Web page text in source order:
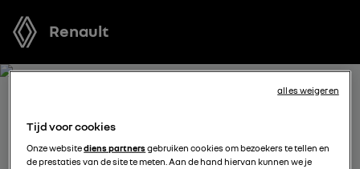
Renault
BOEK EEN TESTRIT MET
CAPTUR
Tijd voor cookies
Onze websitediens partnersgebruiken cookies om bezoekers te tellen en
de prestaties van de site te meten. Aan de hand hiervan kunnen we je
alles weigeren